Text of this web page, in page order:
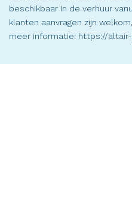
beschikbaar in de verhuur
klanten aanvragen zijn
meer informatie: https://